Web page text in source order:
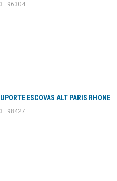
: 96304
ESCOVAS ALT PARIS RHONE
: 98427